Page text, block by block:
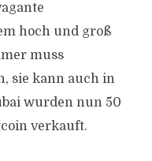
hoch und groß
muss
sie kann auch in
wurden nun 50
verkauft.